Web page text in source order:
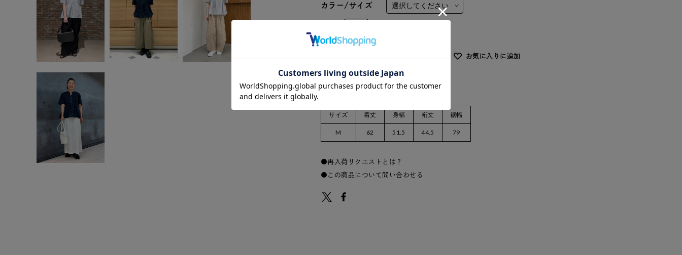
カラー/サイズ
お気に入りに追加
サイズ 着丈 身幅 裄丈 裾幅
M 62 51.5 44.5 79
再入荷リクエストとは？
この商品について問い合わせる